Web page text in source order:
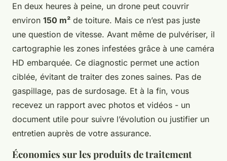
En deux heures à peine, un drone peut couvrir
environ 150 m² de toiture. Mais ce n’est pas juste
une question de vitesse. Avant même de pulvériser, il
cartographie les zones infestées grâce à une caméra
HD embarquée. Ce diagnostic permet une action
ciblée, évitant de traiter des zones saines. Pas de
gaspillage, pas de surdosage. Et à la fin, vous
recevez un rapport avec photos et vidéos - un
document utile pour suivre l’évolution ou justifier un
entretien auprès de votre assurance.
Économies sur les produits de traitement